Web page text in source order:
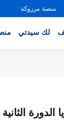
منصة مرزوكة
لك سيدتي
الدورة